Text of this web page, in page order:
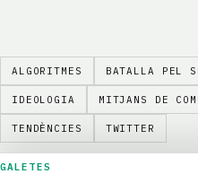
ALGORITMES BATALLA PEL
IDEOLOGIA MITJANS DE
TENDÈNCIES TWITTER
GALETES